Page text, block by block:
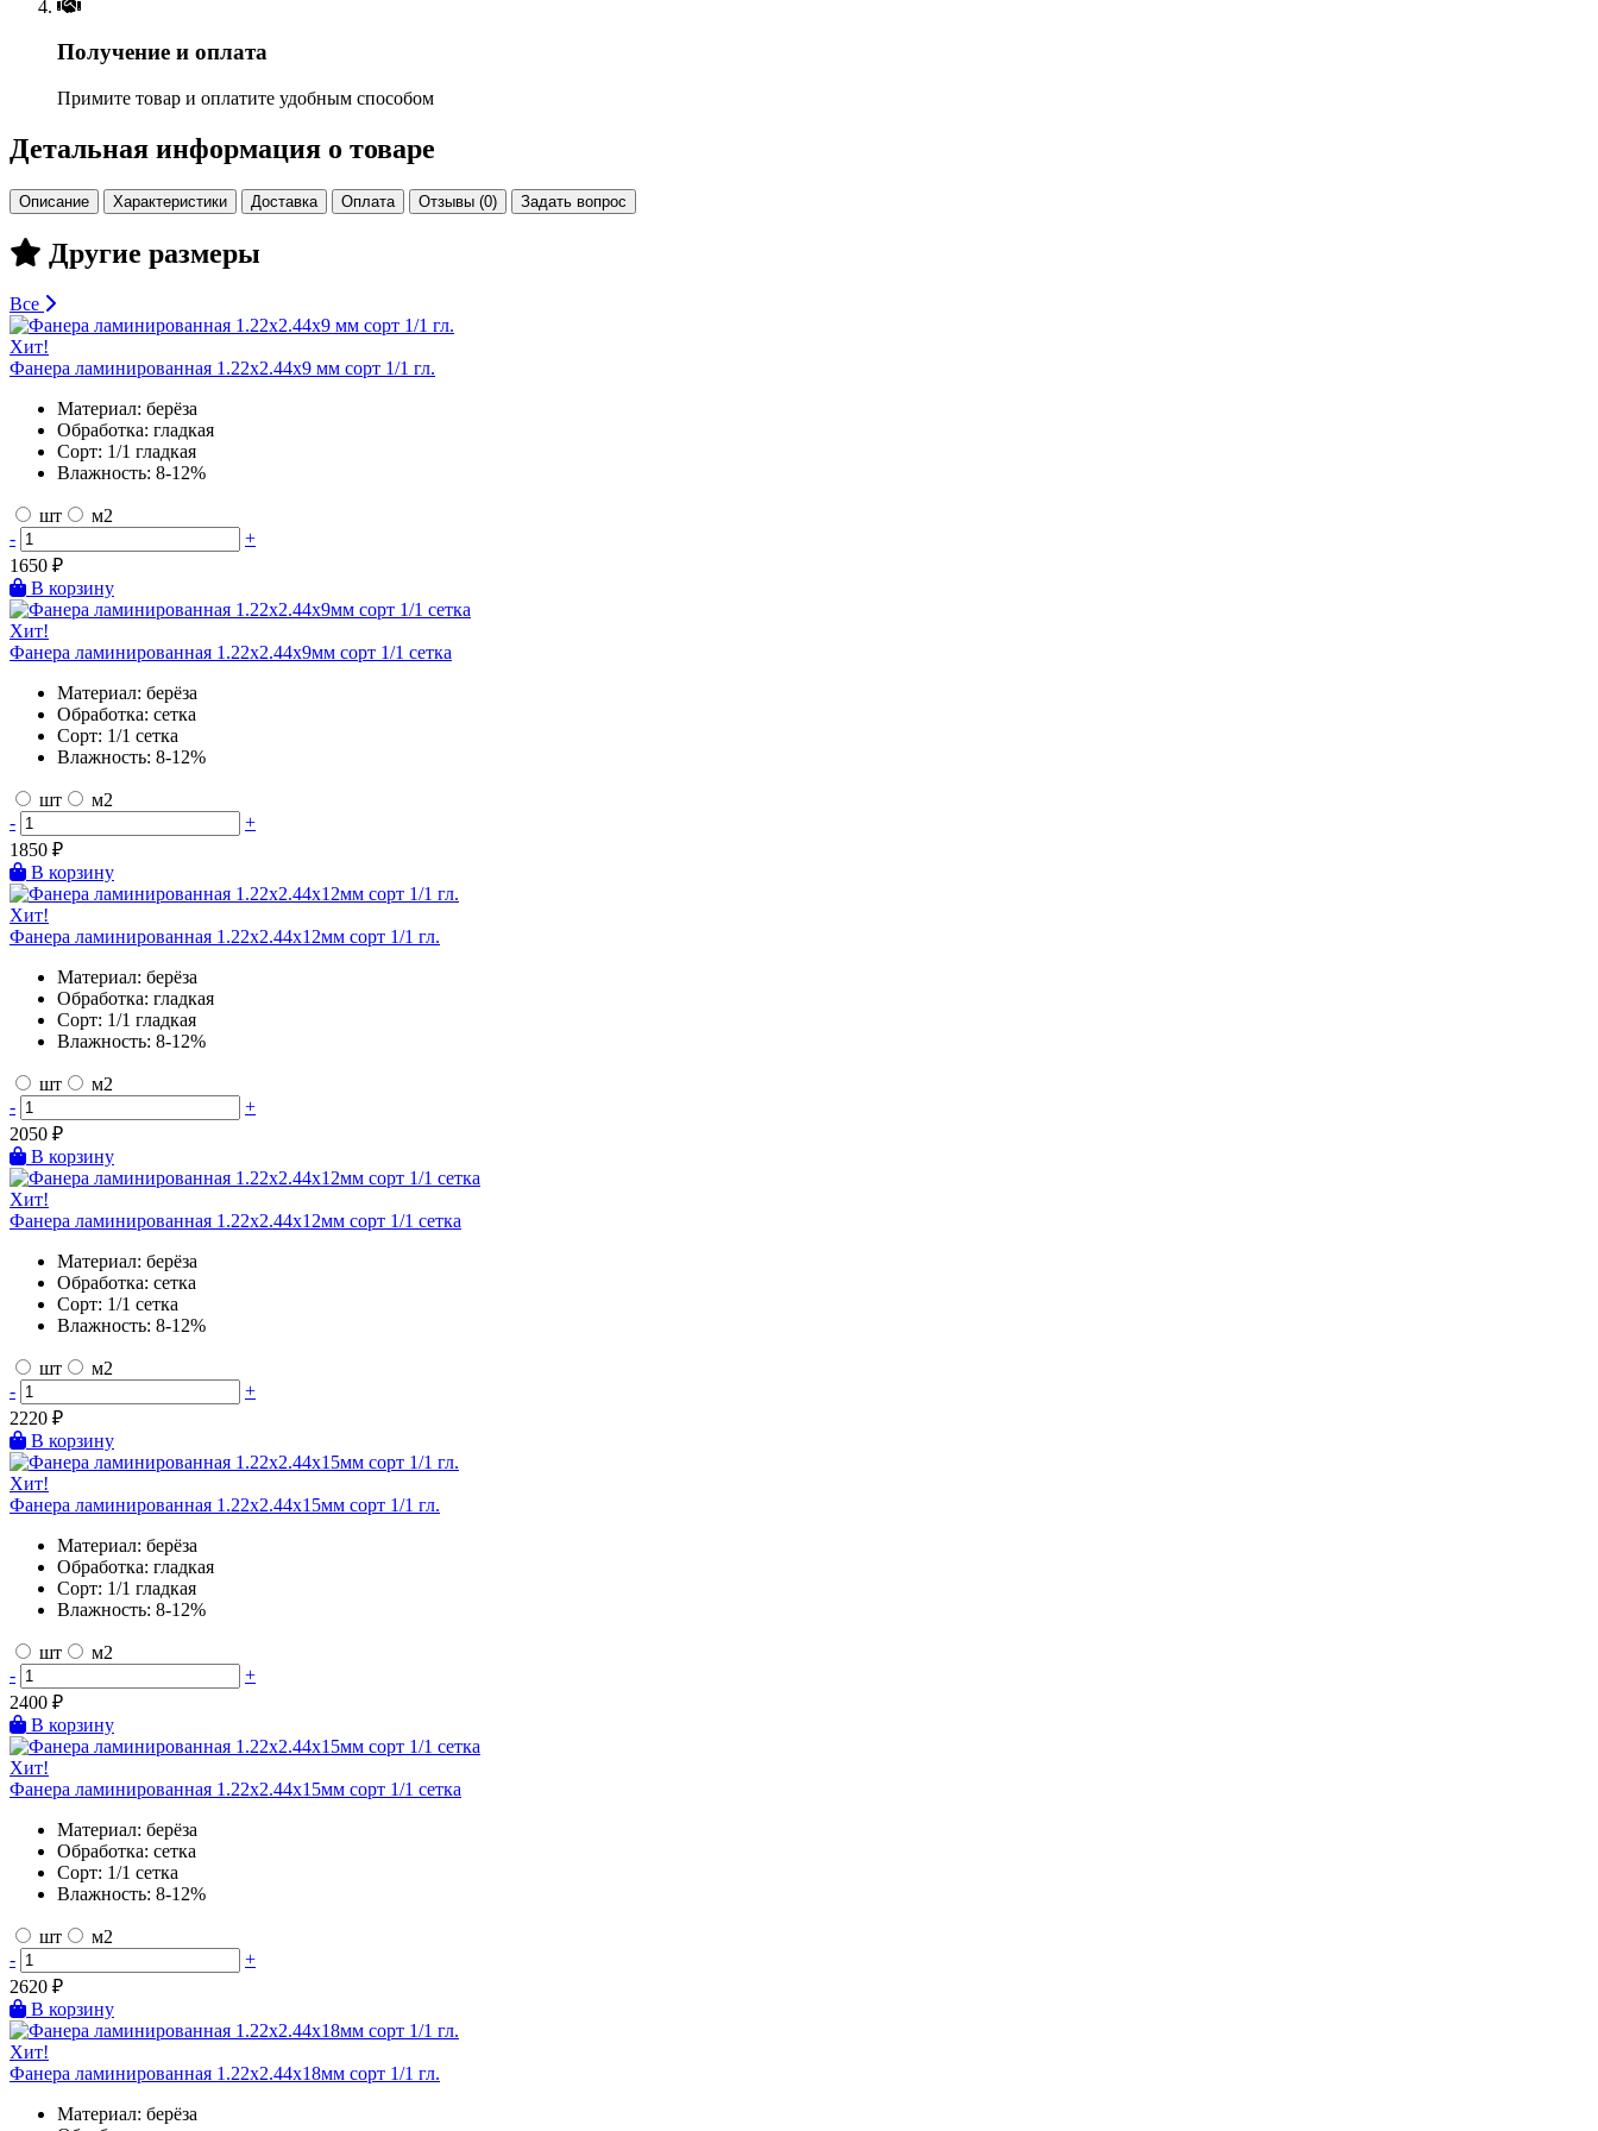
Получение и оплата
Примите товар и оплатите удобным способом
Детальная информация о товаре
Описание Характеристики Доставка Оплата Отзывы (0) Задать вопрос
Другие размеры
Все
Хит!
Фанера ламинированная 1.22х2.44х9 мм сорт 1/1 гл.
Материал: берёза
Обработка: гладкая
Сорт: 1/1 гладкая
Влажность: 8-12%
шт
м2
-
+
1650 ₽
В корзину
Хит!
Фанера ламинированная 1.22х2.44х9мм сорт 1/1 сетка
Материал: берёза
Обработка: сетка
Сорт: 1/1 сетка
Влажность: 8-12%
шт
м2
-
+
1850 ₽
В корзину
Хит!
Фанера ламинированная 1.22х2.44х12мм сорт 1/1 гл.
Материал: берёза
Обработка: гладкая
Сорт: 1/1 гладкая
Влажность: 8-12%
шт
м2
-
+
2050 ₽
В корзину
Хит!
Фанера ламинированная 1.22х2.44х12мм сорт 1/1 сетка
Материал: берёза
Обработка: сетка
Сорт: 1/1 сетка
Влажность: 8-12%
шт
м2
-
+
2220 ₽
В корзину
Хит!
Фанера ламинированная 1.22х2.44х15мм сорт 1/1 гл.
Материал: берёза
Обработка: гладкая
Сорт: 1/1 гладкая
Влажность: 8-12%
шт
м2
-
+
2400 ₽
В корзину
Хит!
Фанера ламинированная 1.22х2.44х15мм сорт 1/1 сетка
Материал: берёза
Обработка: сетка
Сорт: 1/1 сетка
Влажность: 8-12%
шт
м2
-
+
2620 ₽
В корзину
Хит!
Фанера ламинированная 1.22х2.44х18мм сорт 1/1 гл.
Материал: берёза